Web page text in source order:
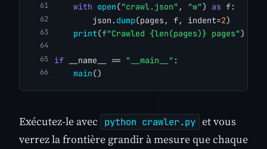
with open("crawl.json" , "w") as f:
        json.
dump(pages, f, indent=2)
print(f"Crawled {len(pages)} pages")
if __name__ == "__main__" :
main()
Exécutez-le avec python crawler.py et vous
verrez la frontière grandir à mesure que chaque